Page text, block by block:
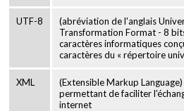
UTF-8
(abréviation de l'anglais
Transformation Format - 8
caractères informatiques
caractères du « répertoire
XML
(Extensible Markup
permettant de faciliter
internet